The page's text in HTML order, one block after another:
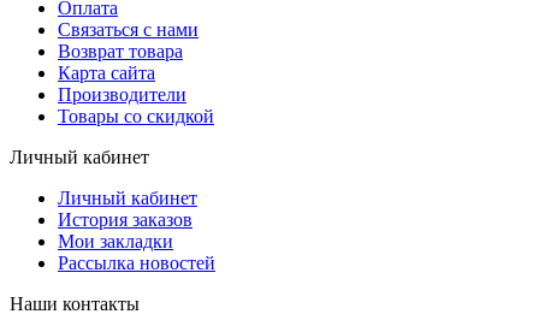
Оплата
Связаться с нами
Возврат товара
Карта сайта
Производители
Товары со скидкой
Личный кабинет
Личный кабинет
История заказов
Мои закладки
Рассылка новостей
Наши контакты